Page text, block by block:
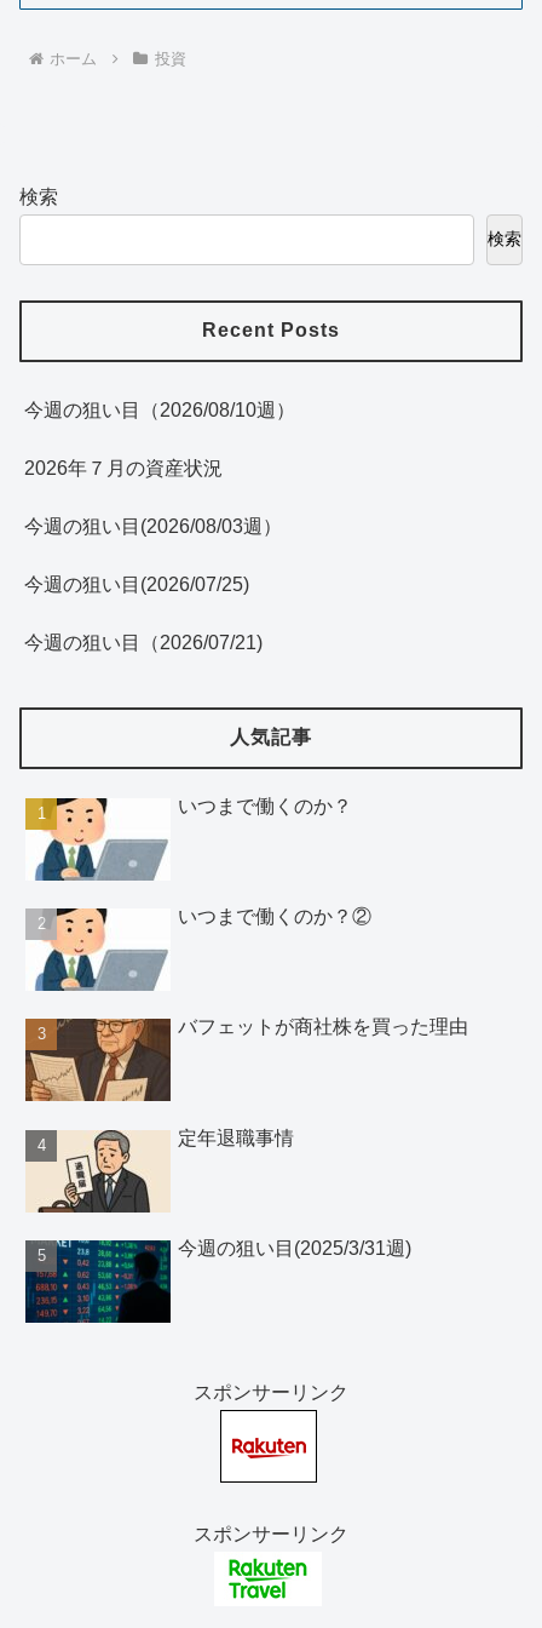
ホーム 投資
検索
検索
Recent Posts
今週の狙い目（2026/08/10週）
2026年７月の資産状況
今週の狙い目(2026/08/03週）
今週の狙い目(2026/07/25)
今週の狙い目（2026/07/21)
人気記事
いつまで働くのか？
いつまで働くのか？②
バフェットが商社株を買った理由
定年退職事情
今週の狙い目(2025/3/31週)
スポンサーリンク
スポンサーリンク